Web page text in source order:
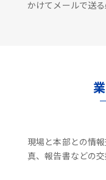
かけてメールで送る
現場と本部との情
真、報告書などの交